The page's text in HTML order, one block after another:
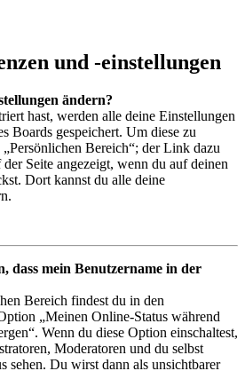
und -einstellungen
ändern?
hast, werden alle deine Einstellungen
Boards gespeichert. Um diese zu
Bereich“; der Link dazu
Seite angezeigt, wenn du auf deinen
Dort kannst du alle deine
dass mein Benutzername in der
Bereich findest du in den
„Meinen Online-Status während
Wenn du diese Option einschaltest,
Moderatoren und du selbst
sehen. Du wirst dann als unsichtbarer